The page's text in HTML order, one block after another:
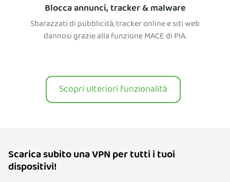
Blocca annunci, tracker & malware
Sbarazzati di pubblicità, tracker online e siti web
dannosi grazie alla funzione MACE di PIA.
Scopri ulteriori funzionalità
Scarica subito una VPN per tutti i tuoi
dispositivi!